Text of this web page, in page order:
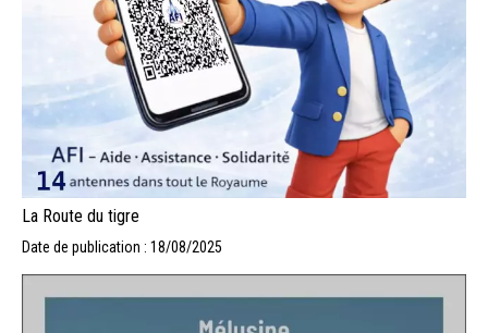
La Route du tigre
Date de publication : 18/08/2025